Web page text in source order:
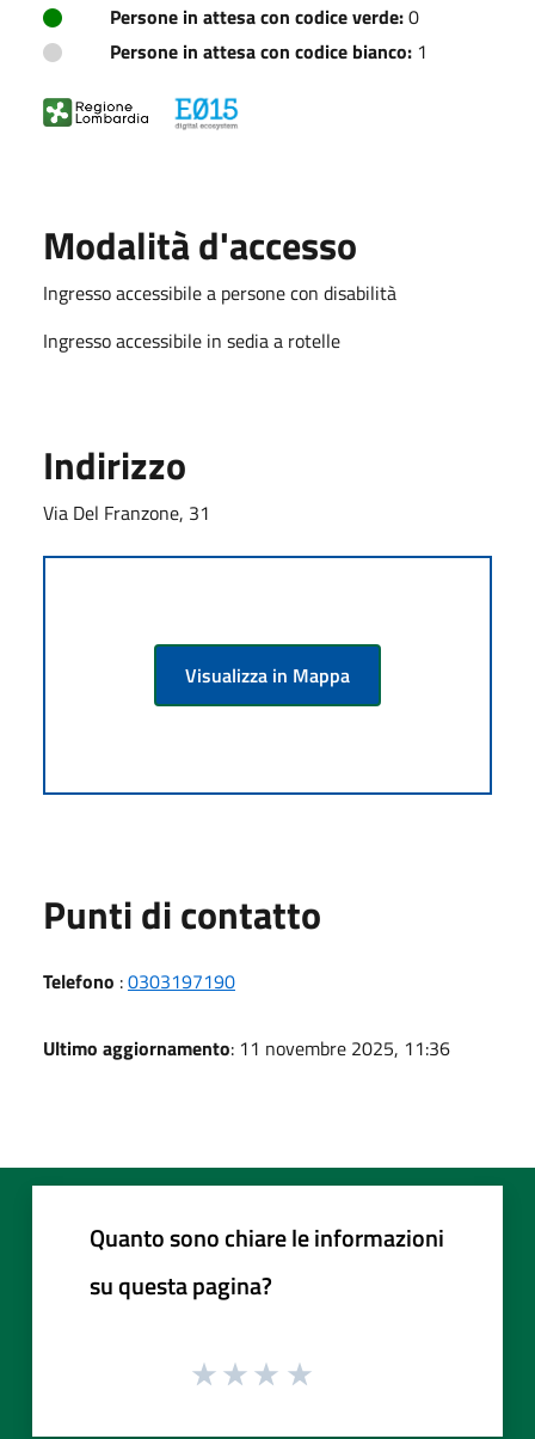
Persone in attesa con codice verde:0
Persone in attesa con codice bianco: 1
Modalità d'accesso
Ingresso accessibile a persone con disabilità
Ingresso accessibile in sedia a rotelle
Indirizzo
Via Del Franzone, 31
Visualizza in Mappa
Punti di contatto
Telefono :0303197190
Ultimo aggiornamento: 11 novembre 2025, 11:36
Quanto sono chiare le informazioni
su questa pagina?